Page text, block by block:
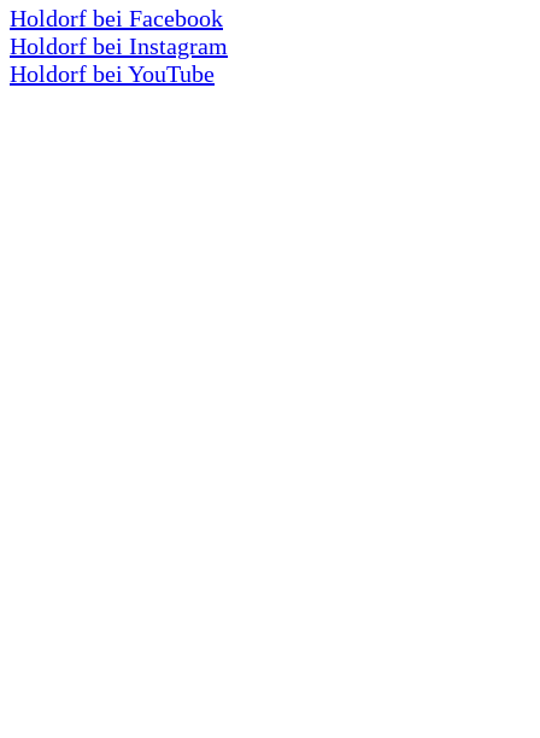
Holdorf bei Facebook
Holdorf bei Instagram
Holdorf bei YouTube